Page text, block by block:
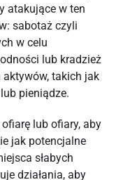
atakujące w ten
sabotaż czyli
w celu
lub kradzież
takich jak
pieniądze.
lub ofiary, aby
jak potencjalne
słabych
działania, aby